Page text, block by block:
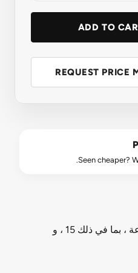
ADD TO
REQUEST PRICE
Seen cheaper?
يوفر FZ600 محرك 4.0 حصان وسطح تشغيل قوي مناسب لأي صالة رياضية تجارية أو شخص يتطلع إلى زيادة التدريبات المنزلية. مع سرعة قصوى تبلغ 22 كم / ساعة ، بما في ذلك 15 ، و